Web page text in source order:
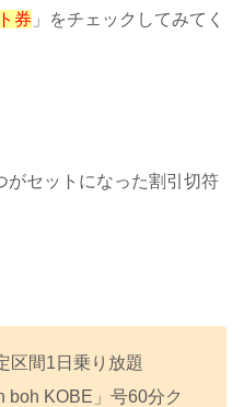
券 」をチェックしてみてく
がセットになった割引切符
区間1日乗り放題
boh KOBE」号60分ク